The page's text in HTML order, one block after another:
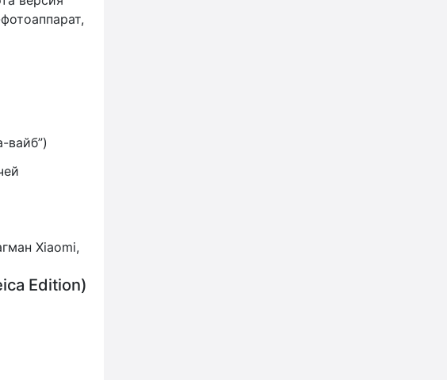
Xiaomi,
Edition)